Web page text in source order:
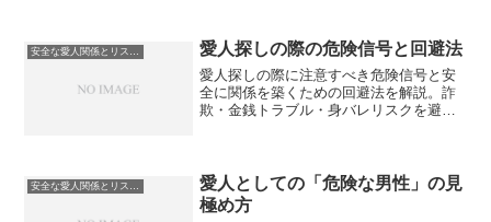
愛人探しの際の危険信号と回避法
愛人探しの際に注意すべき危険信号と安
全に関係を築くための回避法を解説。詐
欺・金銭トラブル・身バレリスクを避け
安全な愛人関係とリスク管理
愛人としての「危険な男性」の見
極め方